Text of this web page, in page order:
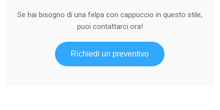
Se hai bisogno di una felpa con cappuccio in questo stile,
puoi contattarci ora!
Richiedi un preventivo